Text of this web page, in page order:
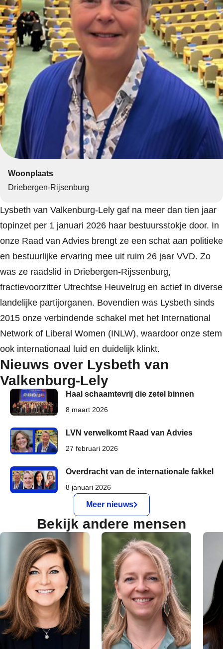
Woonplaats
Driebergen-Rijsenburg
Lysbeth van Valkenburg-Lely gaf na meer dan tien jaar
topinzet per 1 januari 2026 haar bestuursstokje door. In
onze Raad van Advies brengt ze een schat aan politieke
en bestuurlijke ervaring mee uit ruim 26 jaar VVD. Zo
was ze raadslid in Driebergen-Rijssenburg,
fractievoorzitter Utrechtse Heuvelrug en actief in diverse
landelijke partijorganen. Bovendien was Lysbeth sinds
2015 onze verbindende schakel met het International
Network of Liberal Women (INLW), waardoor onze stem
ook internationaal luid en duidelijk klinkt.
Nieuws over Lysbeth van
Valkenburg-Lely
Haal schaamtevrij die zetel binnen
8 maart 2026
LVN verwelkomt Raad van Advies
27 februari 2026
Overdracht van de internationale fakkel
8 januari 2026
Meer nieuws
Bekijk andere mensen